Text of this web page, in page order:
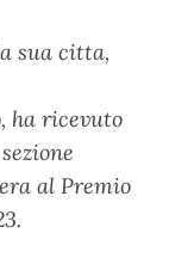
sua citta,
ha ricevuto
al Premio